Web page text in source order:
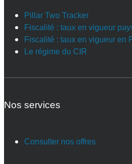
Pillar Two Tracker
Fiscalité : taux en vigueur
Fiscalité : taux en vigueur en
Le régime du CIR
Nos services
Consulter nos offres